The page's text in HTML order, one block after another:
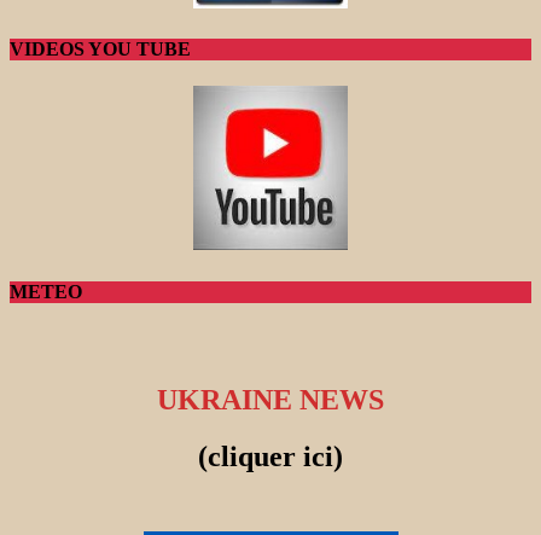
VIDEOS YOU TUBE
METEO
UKRAINE NEWS
(cliquer ici)